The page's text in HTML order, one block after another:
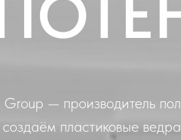
Group — производитель
пластиковые